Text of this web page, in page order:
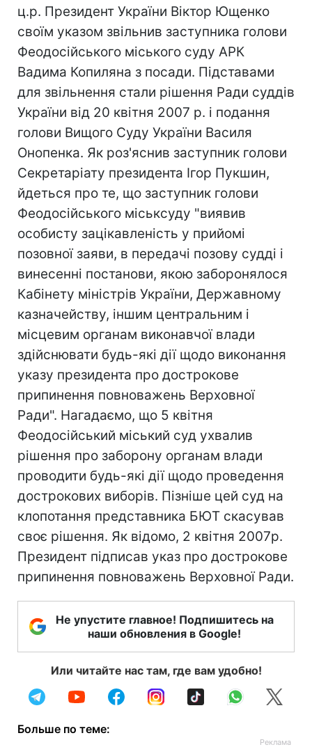
ц.р. Президент України Віктор Ющенко
своїм указом звільнив заступника голови
Феодосійського міського суду АРК
Вадима Копиляна з посади. Підставами
для звільнення стали рішення Ради суддів
України від 20 квітня 2007 р. і подання
голови Вищого Суду України Василя
Онопенка. Як роз'яснив заступник голови
Секретаріату президента Ігор Пукшин,
йдеться про те, що заступник голови
Феодосійського міськсуду "виявив
особисту зацікавленість у прийомі
позовної заяви, в передачі позову судді і
винесенні постанови, якою заборонялося
Кабінету міністрів України, Державному
казначейству, іншим центральним і
місцевим органам виконавчої влади
здійснювати будь-які дії щодо виконання
указу президента про дострокове
припинення повноважень Верховної
Ради". Нагадаємо, що 5 квітня
Феодосійський міський суд ухвалив
рішення про заборону органам влади
проводити будь-які дії щодо проведення
дострокових виборів. Пізніше цей суд на
клопотання представника БЮТ скасував
своє рішення. Як відомо, 2 квітня 2007р.
Президент підписав указ про дострокове
припинення повноважень Верховної Ради.
Не упустите главное! Подпишитесь на
наши обновления в Google!
Или читайте нас там, где вам удобно!
Больше по теме: